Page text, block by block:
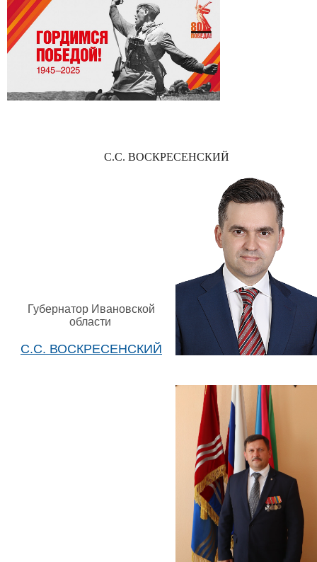
С.С. ВОСКРЕСЕНСКИЙ
Губернатор Ивановской
области
С.С. ВОСКРЕСЕНСКИЙ